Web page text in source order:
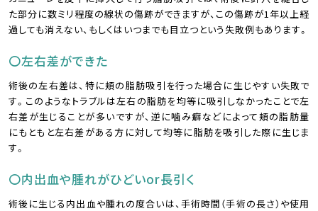
た部分に数ミリ程度の線状の傷跡ができますが、この傷跡が1年以上経
過しても消えない、もしくはいつまでも目立つという失敗例もあります。
〇左右差ができた
術後の左右差は、特に頬の脂肪吸引を行った場合に生じやすい失敗で
す。このようなトラブルは左右の脂肪を均等に吸引しなかったことで左
右差が生じることが多いですが、逆に噛み癖などによって頬の脂肪量
にもともと左右差がある方に対して均等に脂肪を吸引した際に生じま
す。
〇内出血や腫れがひどいor長引く
術後に生じる内出血や腫れの度合いは、手術時間（手術の長さ）や使用